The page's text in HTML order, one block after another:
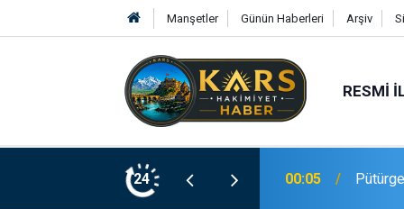
Manşetler Günün Haberleri Arşiv
RESMI
24 23:20